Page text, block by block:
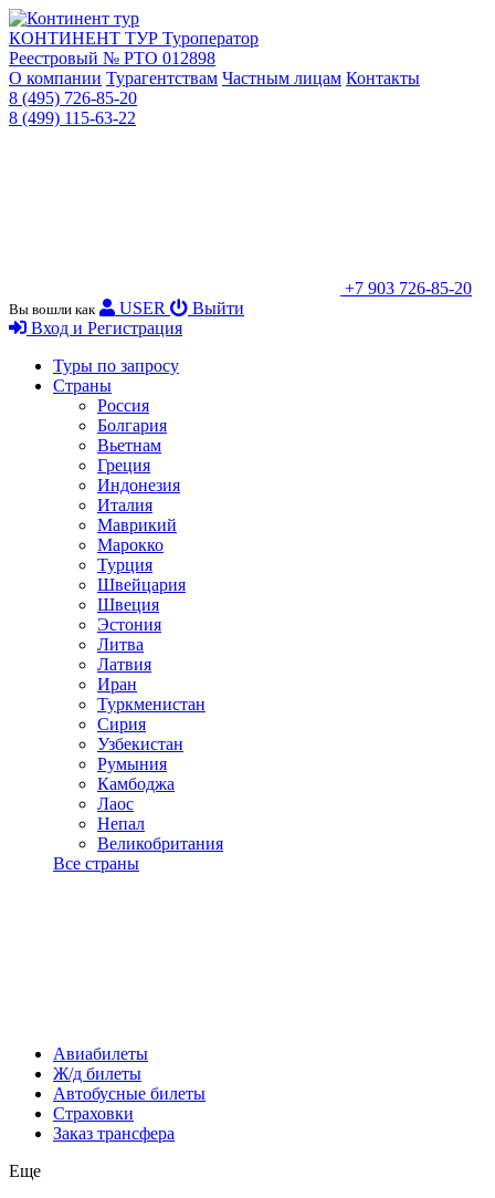
КОНТИНЕНТ ТУР Туроператор
Реестровый № РТО 012898
О компании Турагентствам Частным лицам Контакты
8 (495) 726-85-20
8 (499) 115-63-22
+7 903 726-85-20
Вы вошли как USER
Выйти
Вход и Регистрация
Туры по запросу
Страны
Россия
Болгария
Вьетнам
Греция
Индонезия
Италия
Маврикий
Марокко
Турция
Швейцария
Швеция
Эстония
Литва
Латвия
Иран
Туркменистан
Сирия
Узбекистан
Румыния
Камбоджа
Лаос
Непал
Великобритания
Все страны
Авиабилеты
Ж/д билеты
Автобусные билеты
Страховки
Заказ трансфера
Еще